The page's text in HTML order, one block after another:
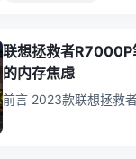
联想拯救者R7000P
的内存焦虑
前言 2023款联想拯救者R7000P系列笔记本全系标配1T硬盘，对于大部分